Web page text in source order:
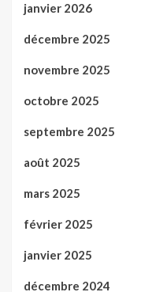
janvier 2026
décembre 2025
novembre 2025
octobre 2025
septembre 2025
août 2025
mars 2025
février 2025
janvier 2025
décembre 2024